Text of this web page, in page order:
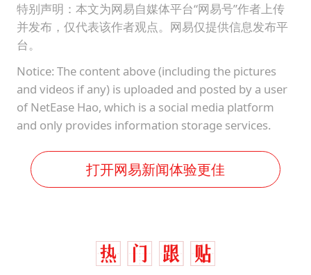
特别声明：本文为网易自媒体平台“网易号”作者上传
并发布，仅代表该作者观点。网易仅提供信息发布平
台。
Notice: The content above (including the pictures
and videos if any) is uploaded and posted by a user
of NetEase Hao, which is a social media platform
and only provides information storage services.
打开网易新闻体验更佳